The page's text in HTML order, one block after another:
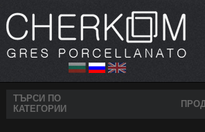
ТЪРСИ ПО
КАТЕГОРИИ